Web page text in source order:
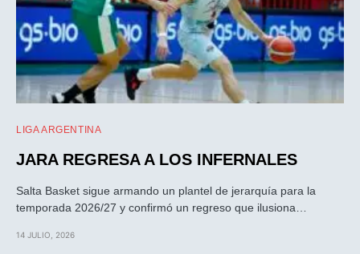
LIGA ARGENTINA
JARA REGRESA A LOS INFERNALES
Salta Basket sigue armando un plantel de jerarquía para la
temporada 2026/27 y confirmó un regreso que ilusiona…
14 JULIO, 2026